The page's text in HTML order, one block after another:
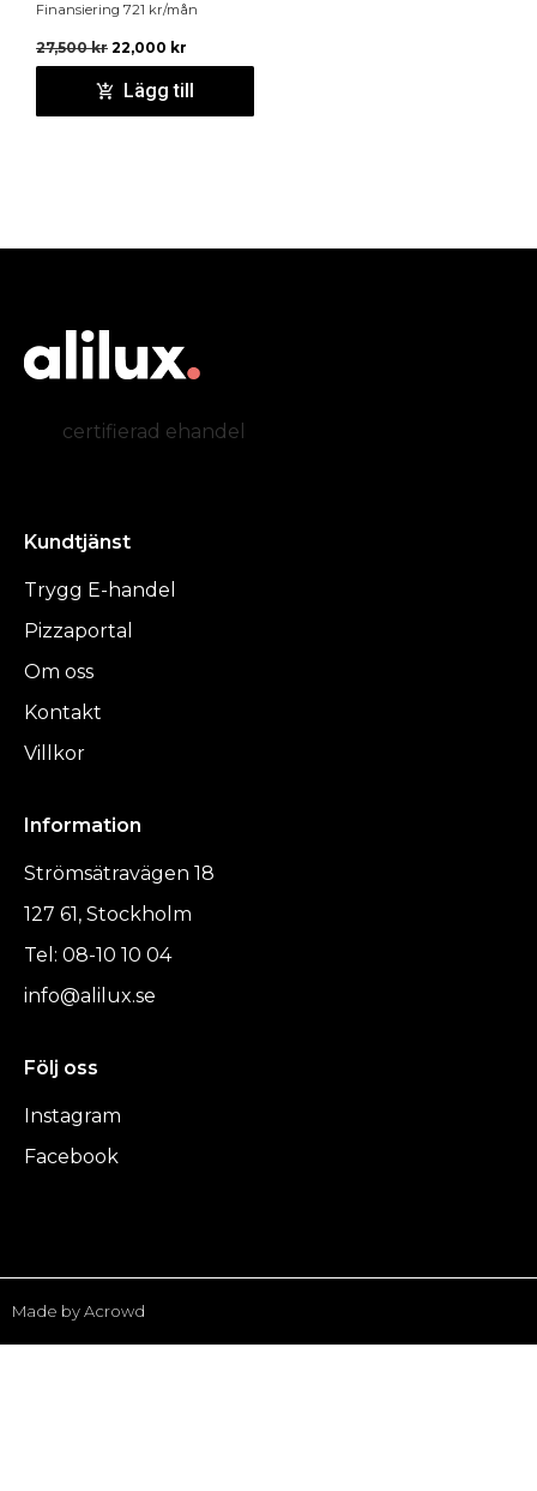
Finansiering 721 kr/mån
27,500kr 22,000 kr
Lägg till
certifierad ehandel
Kundtjänst
Trygg E-handel
Pizzaportal
Om oss
Kontakt
Villkor
Information
Strömsätravägen 18
127 61, Stockholm
Tel: 08-10 10 04
info@alilux.se
Följ oss
Instagram
Facebook
Made by Acrowd